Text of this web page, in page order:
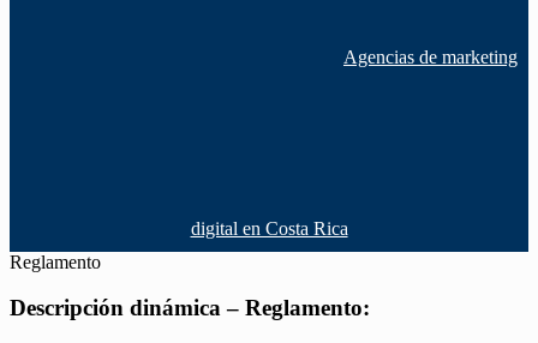
Agencias de marketing
digital en Costa Rica
Reglamento
Descripción dinámica – Reglamento: